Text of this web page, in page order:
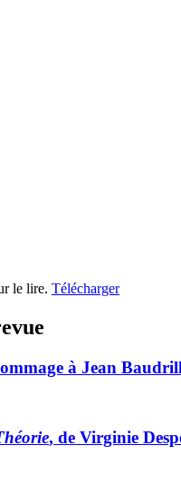
le lire. Télécharger
à Jean
, de Virginie